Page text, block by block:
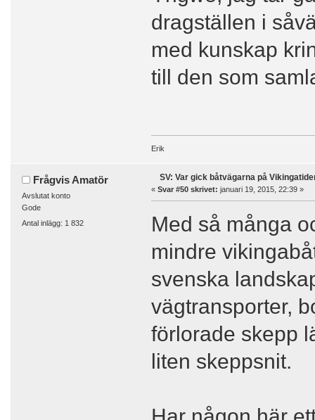
dragställen i
med kunskap
till den som
Erik
Frågvis Amatör
Avslutat konto
Gode
Antal inlägg: 1 832
SV: Var gick båtvägarna på
« Svar #50 skrivet: januari 19, 2015, 22:39 »
Med så många
mindre
svenska
vägtransporter,
förlorade skepp
liten skeppsnit.